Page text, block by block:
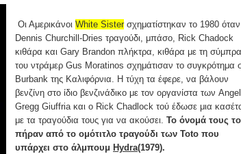
Οι Αμερικάνοι White Sister σχηματίστηκαν το 1980
Dennis Churchill-Dries τραγούδι, μπάσο, Rick Chadock
κιθάρα και Gary Brandon πλήκτρα, κιθάρα με τη
του ντράμερ Gus Moratinos σχημάτισαν το συγκρότημα
Burbank της Καλιφόρνια. Η τύχη τα έφερε, να βάλουν
βενζίνη στο ίδιο βενζινάδικο με τον οργανίστα των
Gregg Giuffria και ο Rick Chadlock τού έδωσε μια
με τα τραγούδια τους για να ακούσει. Το όνομά τους το
πήραν από το ομότιτλο τραγούδι των Toto που
υπάρχει στο άλμπουμ Hydra(1979).